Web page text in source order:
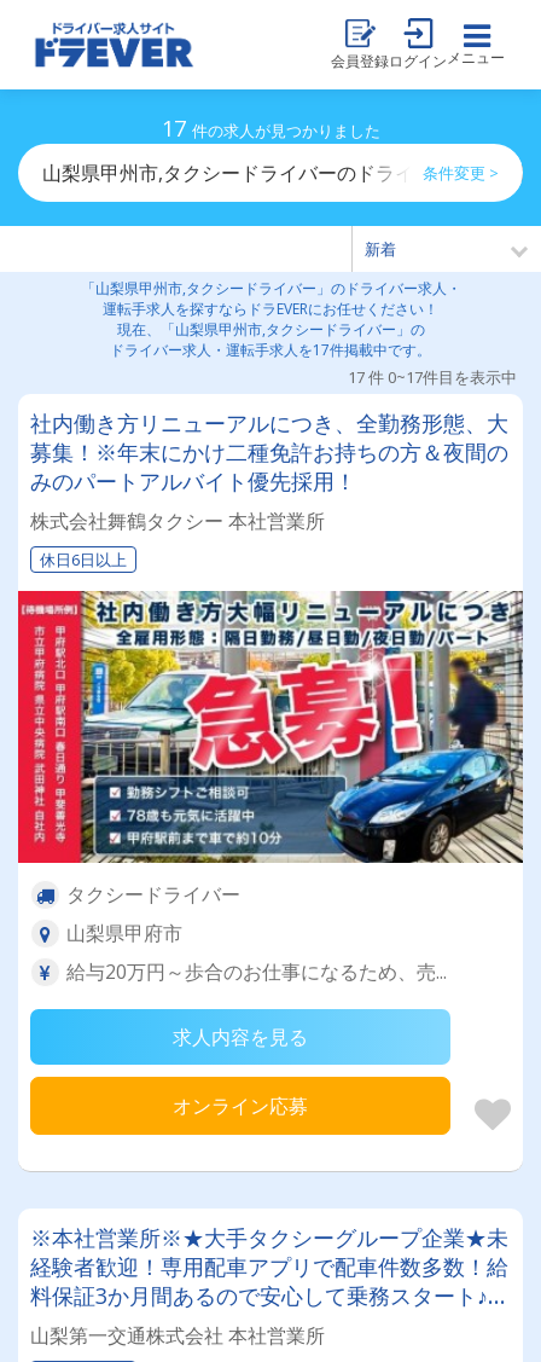
会員登録ログイン メニュー
17 件の求人が見つかりました
山梨県甲州市,タクシードライバーのドライバー求人・運
条件変更 >
「山梨県甲州市,タクシードライバー」のドライバー求人・
運転手求人を探すならドラEVERにお任せください！
現在、「山梨県甲州市,タクシードライバー」の
ドライバー求人・運転手求人を17件掲載中です。
17 件 0~17件目を表示中
社内働き方リニューアルにつき、全勤務形態、大
募集！※年末にかけ二種免許お持ちの方＆夜間の
みのパートアルバイト優先採用！
株式会社舞鶴タクシー 本社営業所
休日6日以上
タクシードライバー
山梨県甲府市
給与20万円～歩合のお仕事になるため、売...
求人内容を見る
オンライン応募
※本社営業所※★大手タクシーグループ企業★未
経験者歓迎！専用配車アプリで配車件数多数！給
料保証3か月間あるので安心して乗務スタート♪そ
の後も月給250,000円以上のお給料実績多数有！
山梨第一交通株式会社 本社営業所